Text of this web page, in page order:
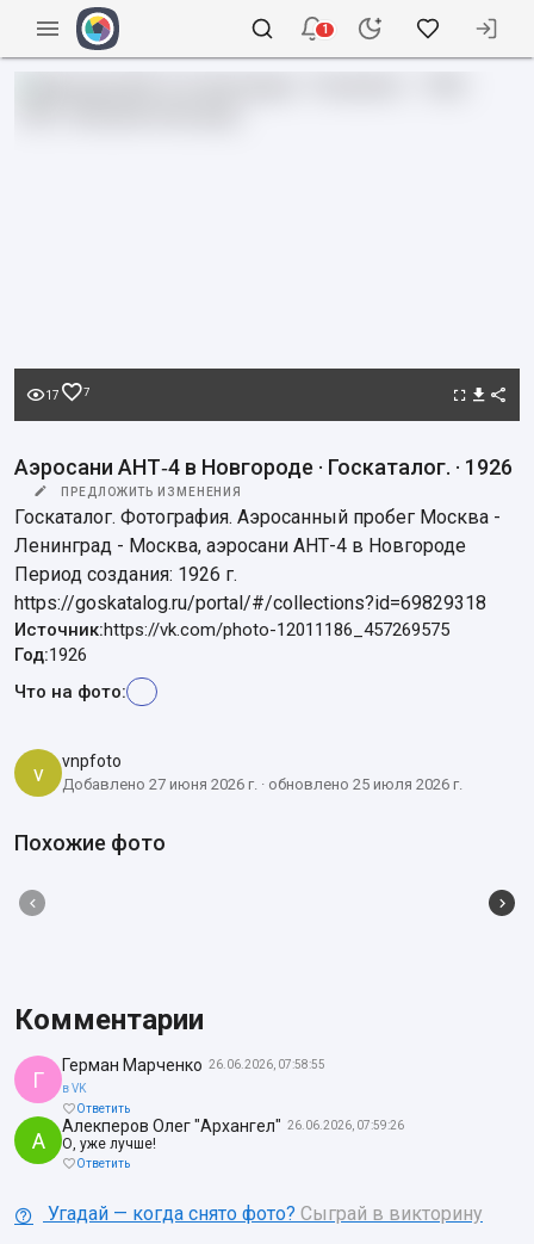
1
17 7
Аэросани АНТ‑4 в Новгороде · Госкаталог. · 1926
ПРЕДЛОЖИТЬ ИЗМЕНЕНИЯ
Госкаталог. Фотография. Аэросанный пробег Москва -
Ленинград - Москва, аэросани АНТ-4 в Новгороде
Период создания: 1926 г.
https://goskatalog.ru/portal/#/collections?id=69829318
Источник:https://vk.com/photo-12011186_457269575
Год:1926
Что на фото:
v vnpfoto
Добавлено 27 июня 2026 г. · обновлено 25 июля 2026 г.
Похожие фото
Комментарии
Г
Герман Марченко 26.06.2026, 07:58:55
в VK
Ответить
А
Алекперов Олег "Архангел" 26.06.2026, 07:59:26
О, уже лучше!
Ответить
Угадай — когда снято фото? Сыграй в викторину